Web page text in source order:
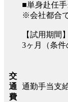
■単身赴任手
※会社都合
【試用期間】
3ヶ月（条件
交
通
費
通勤手当支